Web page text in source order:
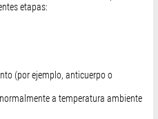
etapas:
(por ejemplo, anticuerpo o
a temperatura ambiente